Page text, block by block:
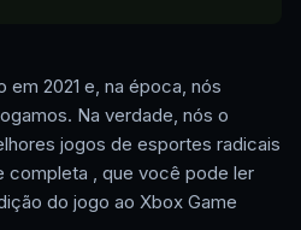
em 2021 e, na época, nós
Na verdade, nós o
jogos de esportes radicais
completa , que você pode ler
do jogo ao Xbox Game